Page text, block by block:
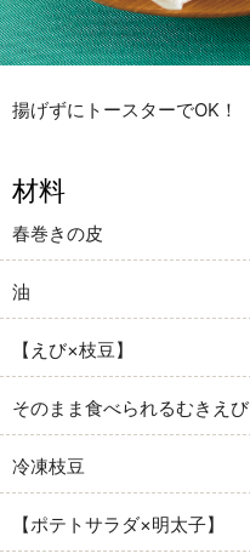
揚げずにトースターでOK！
材料
春巻きの皮
油
【えび×枝豆】
そのまま食べられるむきえび
冷凍枝豆
【ポテトサラダ×明太子】